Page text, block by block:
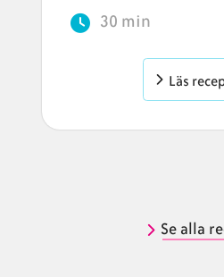
30 min
Läs
Se alla